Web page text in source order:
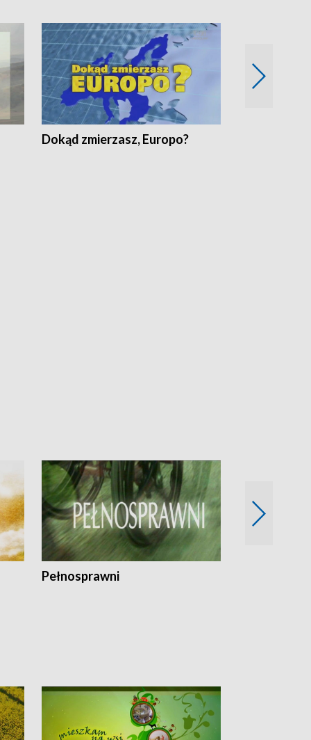
Dokąd zmierzasz, Europo?
Pełnosprawni